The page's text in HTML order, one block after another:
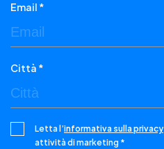
Email *
Città *
Letta l’informativa sulla privacy
attività di marketing *